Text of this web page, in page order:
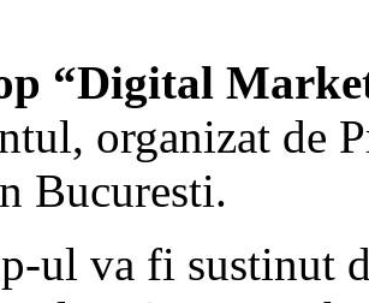
“Digital
organizat de
Bucuresti.
ul va fi sustinut